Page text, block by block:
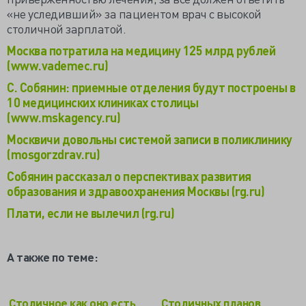
«не уследивший» за пациентом врач с высокой
столичной зарплатой.
Москва потратила на медицину 125 млрд рублей
(www.vademec.ru)
С. Собянин: приемные отделения будут построены в
10 медицинских клиниках столицы
(www.mskagency.ru)
Москвичи довольны системой записи в поликлинику
(mosgorzdrav.ru)
Собянин рассказал о перспективах развития
образования и здравоохранения Москвы (rg.ru)
Плати, если не вылечил (rg.ru)
А также по теме:
Столичное как оно есть Столичных планов